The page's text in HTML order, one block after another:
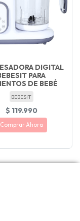
DIGITAL
PARA
DE BEBÉ
BEBESIT
$ 119.990
Comprar Ahora